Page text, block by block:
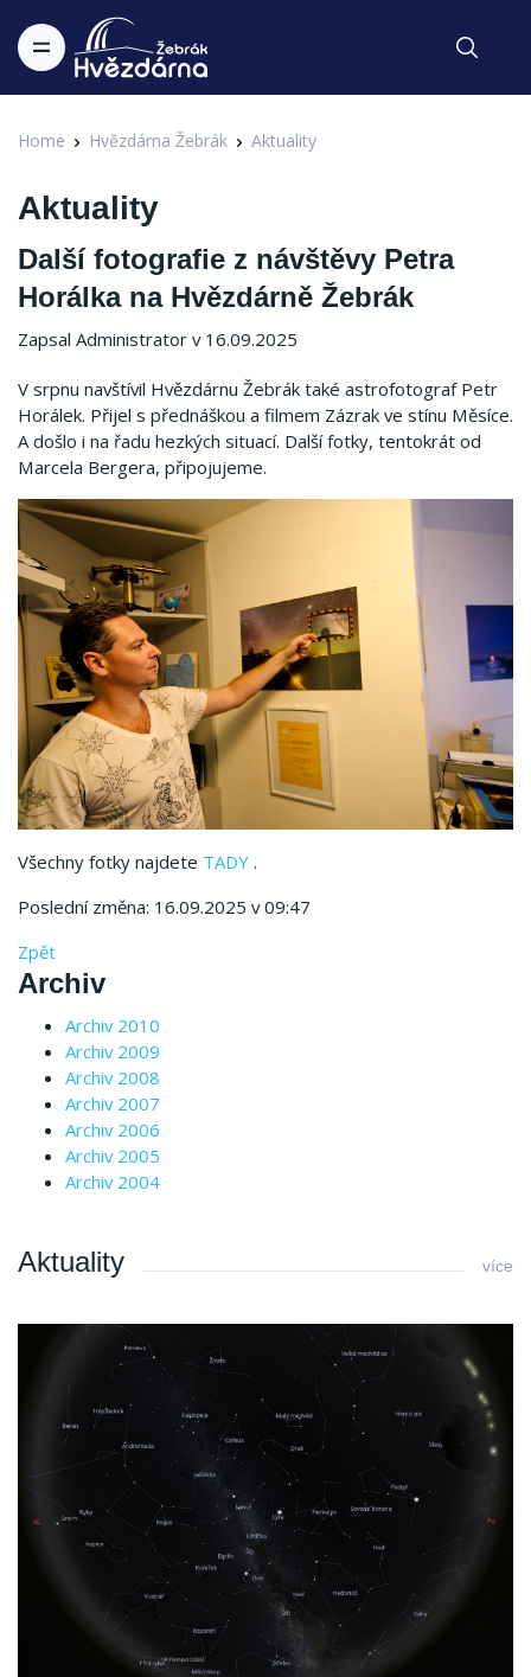
Home Hvězdárna Žebrák Aktuality
Aktuality
Další fotografie z návštěvy Petra
Horálka na Hvězdárně Žebrák
Zapsal Administrator v 16.09.2025
V srpnu navštívil Hvězdárnu Žebrák také astrofotograf Petr
Horálek. Přijel s přednáškou a filmem Zázrak ve stínu Měsíce.
A došlo i na řadu hezkých situací. Další fotky, tentokrát od
Marcela Bergera, připojujeme.
Všechny fotky najdete TADY .
Poslední změna: 16.09.2025 v 09:47
Zpět
Archiv
Archiv 2010
Archiv 2009
Archiv 2008
Archiv 2007
Archiv 2006
Archiv 2005
Archiv 2004
Aktuality více